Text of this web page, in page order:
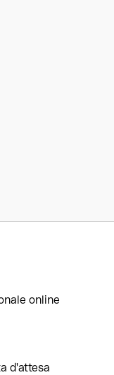
online
d'attesa